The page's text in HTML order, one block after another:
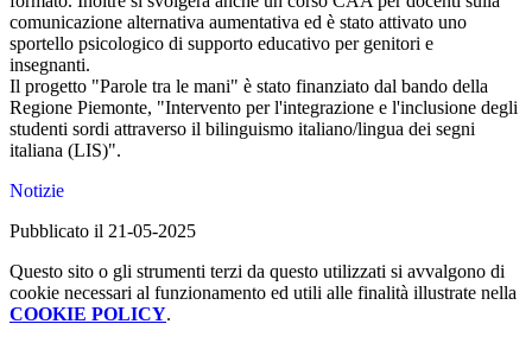
comunicazione alternativa aumentativa ed è stato attivato uno
sportello psicologico di supporto educativo per genitori e
insegnanti.
Il progetto "Parole tra le mani" è stato finanziato dal bando della
Regione Piemonte, "Intervento per l'integrazione e l'inclusione degli
studenti sordi attraverso il bilinguismo italiano/lingua dei segni
italiana (LIS)".
Notizie
Pubblicato il 21-05-2025
Questo sito o gli strumenti terzi da questo utilizzati si avvalgono di
cookie necessari al funzionamento ed utili alle finalità illustrate nella
COOKIE POLICY.